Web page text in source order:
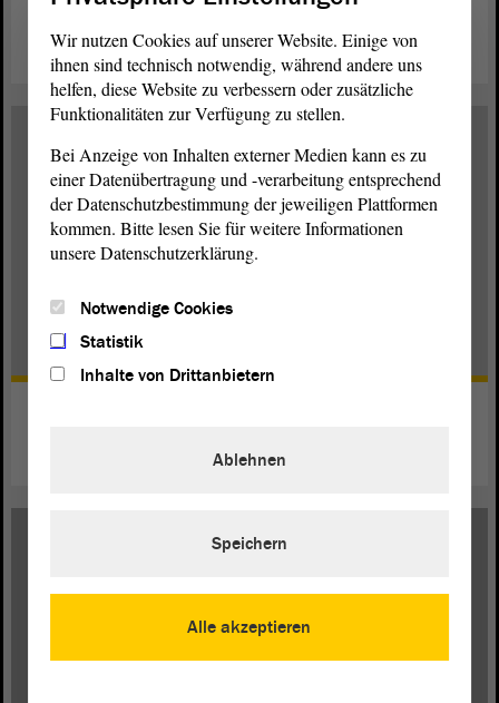
Dr. Rosemarie Hein
weiterlesen
Wir nutzen Cookies auf unserer Website. Einige von
ihnen sind technisch notwendig, während andere uns
helfen, diese Website zu verbessern oder zusätzliche
Funktionalitäten zur Verfügung zu stellen.
Bei Anzeige von Inhalten externer Medien kann es zu
einer Datenübertragung und -verarbeitung entsprechend
der Datenschutzbestimmung der jeweiligen Plattformen
kommen. Bitte lesen Sie für weitere Informationen
unsere Datenschutzerklärung.
Notwendige Cookies
Statistik
Inhalte von Drittanbietern
Alle akzeptieren
Ablehnen
Speichern